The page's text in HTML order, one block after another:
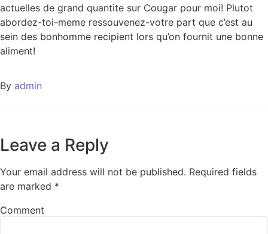
actuelles de grand quantite sur Cougar pour moi! Plutot
abordez-toi-meme ressouvenez-votre part que c’est au
sein des bonhomme recipient lors qu’on fournit une bonne
aliment!
By admin
Leave a Reply
Your email address will not be published. Required fields
are marked *
Comment